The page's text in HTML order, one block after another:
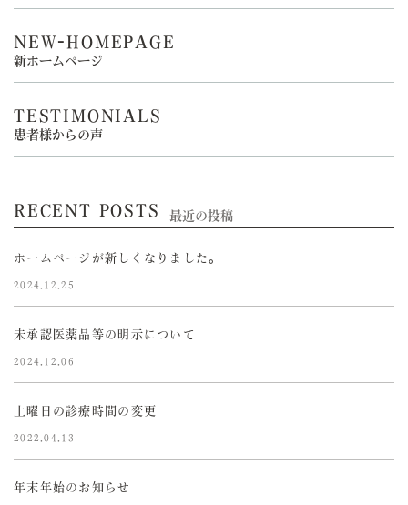
NEW-HOMEPAGE
新ホームページ
TESTIMONIALS
患者様からの声
RECENT POSTS 最近の投稿
ホームページが新しくなりました。
2024.12.25
未承認医薬品等の明示について
2024.12.06
土曜日の診療時間の変更
2022.04.13
年末年始のお知らせ